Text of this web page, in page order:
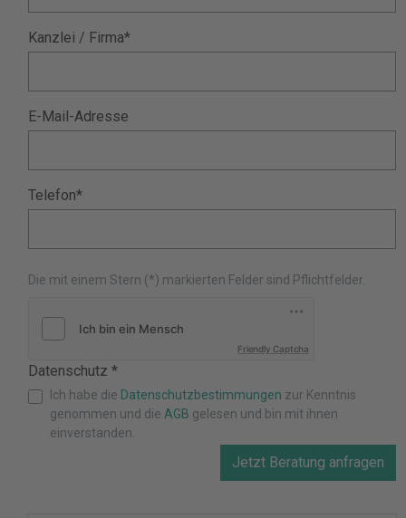
Kanzlei / Firma*
E-Mail-Adresse
Telefon*
Die mit einem Stern (*) markierten Felder sind Pflichtfelder.
Friendly Captcha
Datenschutz *
Ich habe die Datenschutzbestimmungen zur Kenntnis
genommen und die AGB gelesen und bin mit ihnen
einverstanden.
Jetzt Beratung anfragen